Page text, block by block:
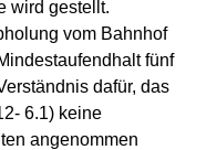
wird gestellt.
vom Bahnhof
fünf
dafür, das
6.1) keine
angenommen